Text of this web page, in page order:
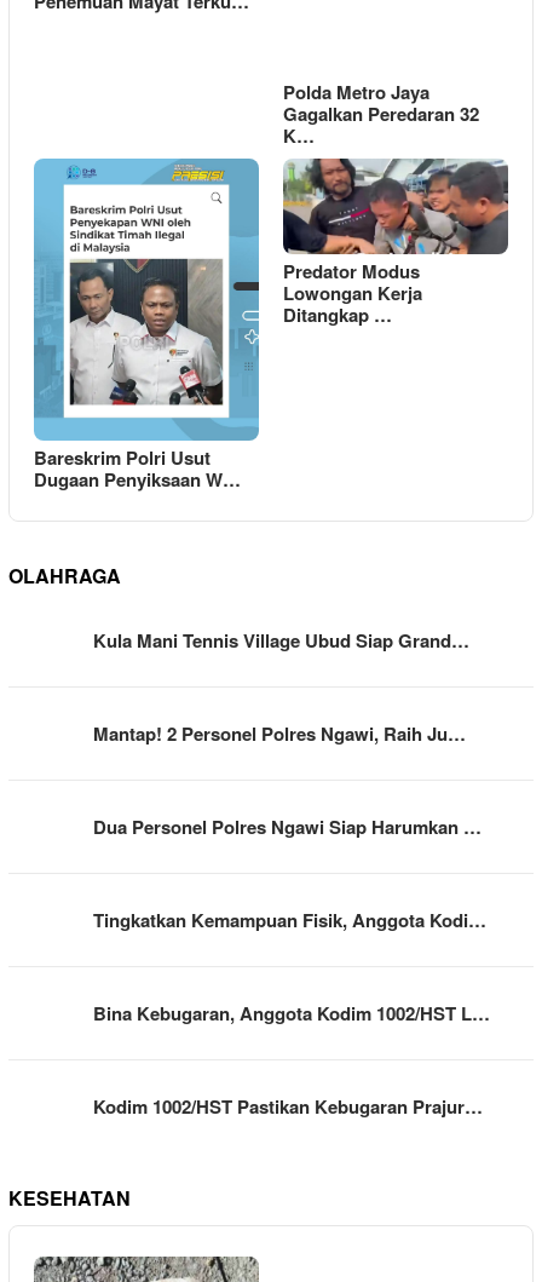
Polda Metro Jaya
Gagalkan Peredaran 32
K…
Bareskrim Polri Usut
Dugaan Penyiksaan W…
Predator Modus
Lowongan Kerja
Ditangkap …
OLAHRAGA
Kula Mani Tennis Village Ubud Siap Grand…
Mantap! 2 Personel Polres Ngawi, Raih Ju…
Dua Personel Polres Ngawi Siap Harumkan …
Tingkatkan Kemampuan Fisik, Anggota Kodi…
Bina Kebugaran, Anggota Kodim 1002/HST L…
Kodim 1002/HST Pastikan Kebugaran Prajur…
KESEHATAN